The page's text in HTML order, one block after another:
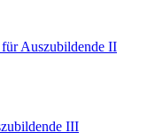
Auszubildende II
III